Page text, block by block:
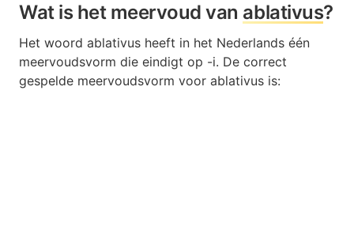
Wat is het meervoud van ablativus?
Het woord ablativus heeft in het Nederlands één
meervoudsvorm die eindigt op -i. De correct
gespelde meervoudsvorm voor ablativus is: